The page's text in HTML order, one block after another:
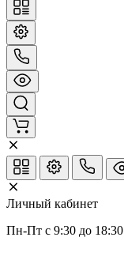
Личный кабинет
Пн-Пт с 9:30 до 18:30